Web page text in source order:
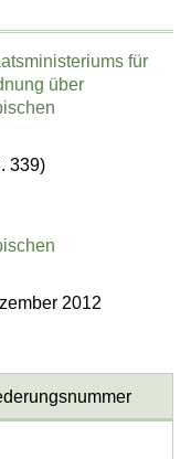
für
über
339)
2012